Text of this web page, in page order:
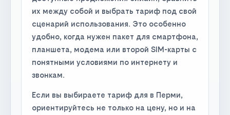
их между собой и выбрать тариф под свой
сценарий использования. Это особенно
удобно, когда нужен пакет для смартфона,
планшета, модема или второй SIM-карты с
понятными условиями по интернету и
звонкам.
Если вы выбираете тариф для в Перми,
ориентируйтесь не только на цену, но и на